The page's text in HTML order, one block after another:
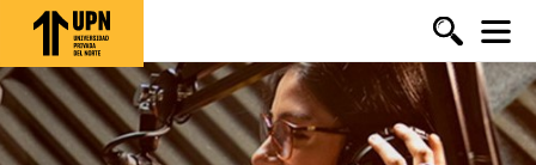
Pasar
contenido
principal